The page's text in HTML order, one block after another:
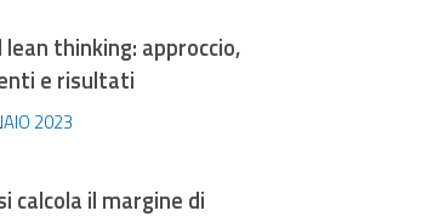
lean thinking: approccio,
e risultati
2023
calcola il margine di